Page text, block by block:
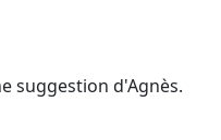
suggestion d'Agnès.